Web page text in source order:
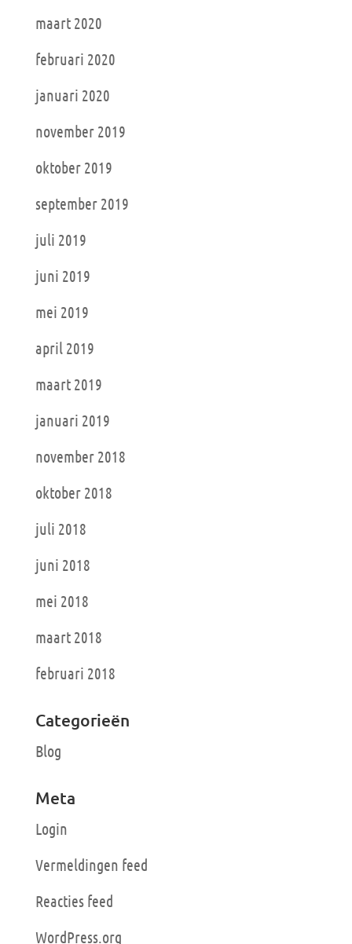
maart 2020
februari 2020
januari 2020
november 2019
oktober 2019
september 2019
juli 2019
juni 2019
mei 2019
april 2019
maart 2019
januari 2019
november 2018
oktober 2018
juli 2018
juni 2018
mei 2018
maart 2018
februari 2018
Categorieën
Blog
Meta
Login
Vermeldingen feed
Reacties feed
WordPress.org